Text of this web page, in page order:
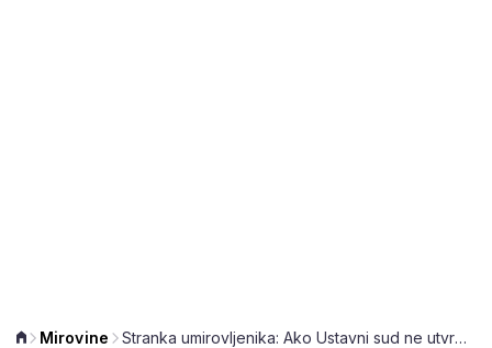
Mirovine Stranka umirovljenika: Ako Ustavni sud ne utvrdi kršenje prava, idemo na Europski